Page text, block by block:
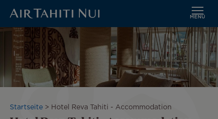
Zum
Hauptinhalt
wechseln
MENÜ
Pfadnavigation
Startseite Hotel Reva Tahiti - Accommodation